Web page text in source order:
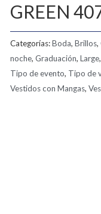
GREEN
Categorías:Boda,Brillos,
noche,Graduación,Large
Tipo de evento, Tipo de
Vestidos con Mangas,